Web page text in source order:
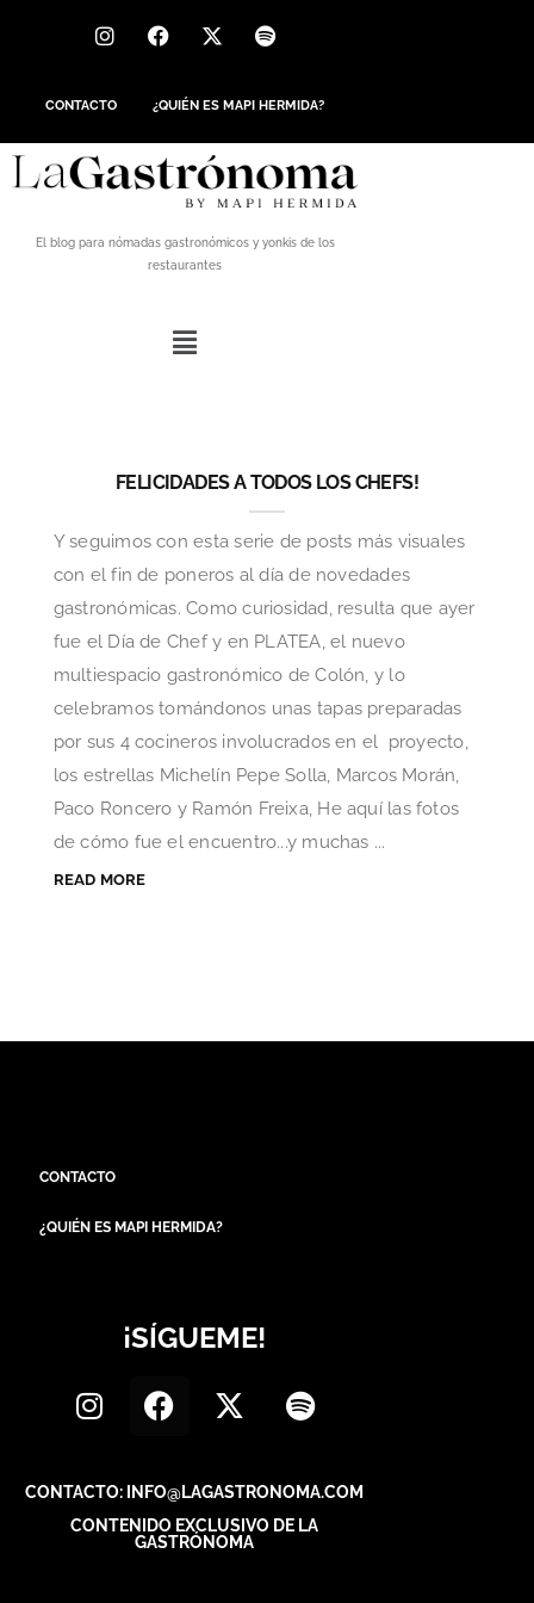
CONTACTO ¿QUIÉN ES MAPI HERMIDA?
El blog para nómadas gastronómicos y yonkis de los
restaurantes
FELICIDADES A TODOS LOS CHEFS!
Y seguimos con esta serie de posts más visuales
con el fin de poneros al día de novedades
gastronómicas. Como curiosidad, resulta que ayer
fue el Día de Chef y en PLATEA, el nuevo
multiespacio gastronómico de Colón, y lo
celebramos tomándonos unas tapas preparadas
por sus 4 cocineros involucrados en el proyecto,
los estrellas Michelín Pepe Solla, Marcos Morán,
Paco Roncero y Ramón Freixa, He aquí las fotos
de cómo fue el encuentro...y muchas ...
READ MORE
CONTACTO
¿QUIÉN ES MAPI HERMIDA?
¡SÍGUEME!
CONTACTO: INFO@LAGASTRONOMA.COM
CONTENIDO EXCLUSIVO DE LA
GASTRÓNOMA